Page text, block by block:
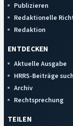
Publizieren
Redaktionelle
Redaktion
ENTDECKEN
Aktuelle Ausgabe
HRRS-Beiträge
Archiv
Rechtsprechung
TEILEN